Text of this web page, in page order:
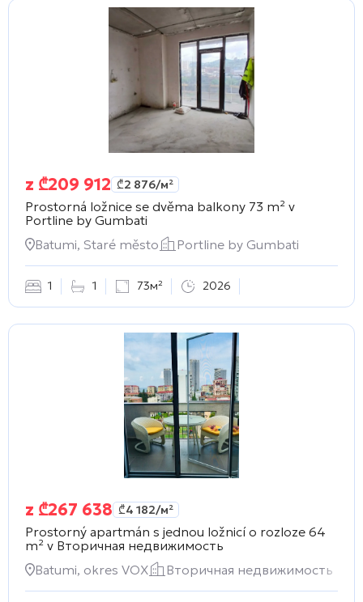
z ₾209 912 ₾2 876/м²
Prostorná ložnice se dvěma balkony 73 m² v
Portline by Gumbati
Batumi, Staré město
Portline by Gumbati
1 1 73м² 2026
z ₾267 638 ₾4 182/м²
Prostorný apartmán s jednou ložnicí o rozloze 64
m² v Вторичная недвижимость
Batumi, okres VOX
Вторичная недвижимость